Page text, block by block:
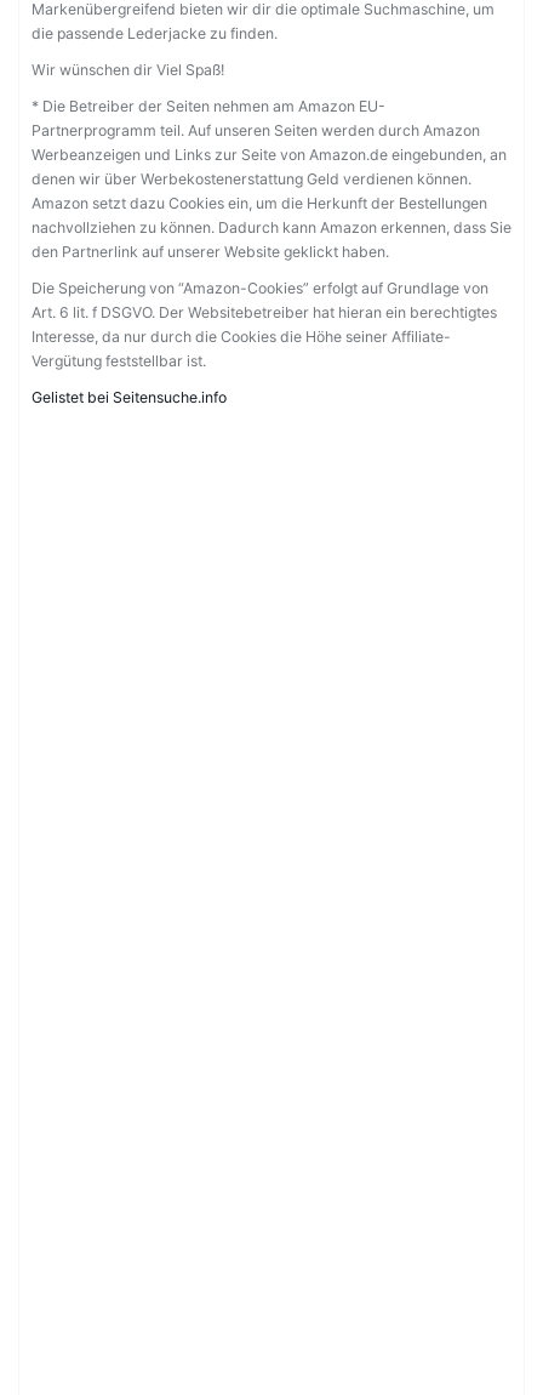
Markenübergreifend bieten wir dir die optimale Suchmaschine, um
die passende Lederjacke zu finden.
Wir wünschen dir Viel Spaß!
* Die Betreiber der Seiten nehmen am Amazon EU-
Partnerprogramm teil. Auf unseren Seiten werden durch Amazon
Werbeanzeigen und Links zur Seite von Amazon.de eingebunden, an
denen wir über Werbekostenerstattung Geld verdienen können.
Amazon setzt dazu Cookies ein, um die Herkunft der Bestellungen
nachvollziehen zu können. Dadurch kann Amazon erkennen, dass Sie
den Partnerlink auf unserer Website geklickt haben.
Die Speicherung von “Amazon-Cookies” erfolgt auf Grundlage von
Art. 6 lit. f DSGVO. Der Websitebetreiber hat hieran ein berechtigtes
Interesse, da nur durch die Cookies die Höhe seiner Affiliate-
Vergütung feststellbar ist.
Gelistet bei Seitensuche.info